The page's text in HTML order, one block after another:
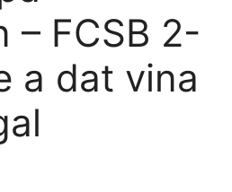
– FCSB 2-
a dat vina